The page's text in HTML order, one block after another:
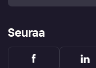
Seuraa